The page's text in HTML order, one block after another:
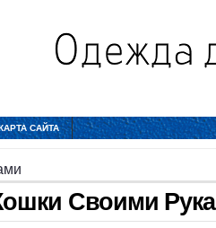
САЙТА
Своими